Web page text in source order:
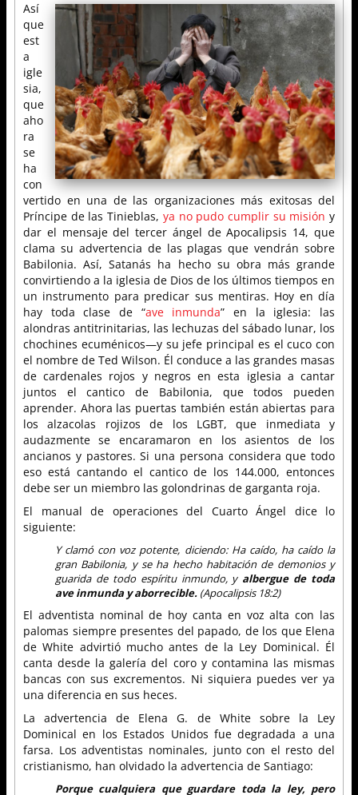
Así
que
est
a
igle
sia,
que
aho
ra
se
ha
con
vertido en una de las organizaciones más exitosas del
Príncipe de las Tinieblas, ya no pudo cumplir su misión y
dar el mensaje del tercer ángel de Apocalipsis 14, que
clama su advertencia de las plagas que vendrán sobre
Babilonia. Así, Satanás ha hecho su obra más grande
convirtiendo a la iglesia de Dios de los últimos tiempos en
un instrumento para predicar sus mentiras. Hoy en día
hay toda clase de “ave inmunda” en la iglesia: las
alondras antitrinitarias, las lechuzas del sábado lunar, los
chochines ecuménicos—y su jefe principal es el cuco con
el nombre de Ted Wilson. Él conduce a las grandes masas
de cardenales rojos y negros en esta iglesia a cantar
juntos el cantico de Babilonia, que todos pueden
aprender. Ahora las puertas también están abiertas para
los alzacolas rojizos de los LGBT, que inmediata y
audazmente se encaramaron en los asientos de los
ancianos y pastores. Si una persona considera que todo
eso está cantando el cantico de los 144.000, entonces
debe ser un miembro las golondrinas de garganta roja.
El manual de operaciones del Cuarto Ángel dice lo
siguiente:
Y clamó con voz potente, diciendo: Ha caído, ha caído la
gran Babilonia, y se ha hecho habitación de demonios y
guarida de todo espíritu inmundo, y albergue de toda
ave inmunda y aborrecible. (Apocalipsis 18:2)
El adventista nominal de hoy canta en voz alta con las
palomas siempre presentes del papado, de los que Elena
de White advirtió mucho antes de la Ley Dominical. Él
canta desde la galería del coro y contamina las mismas
bancas con sus excrementos. Ni siquiera puedes ver ya
una diferencia en sus heces.
La advertencia de Elena G. de White sobre la Ley
Dominical en los Estados Unidos fue degradada a una
farsa. Los adventistas nominales, junto con el resto del
cristianismo, han olvidado la advertencia de Santiago:
Porque cualquiera que guardare toda la ley, pero